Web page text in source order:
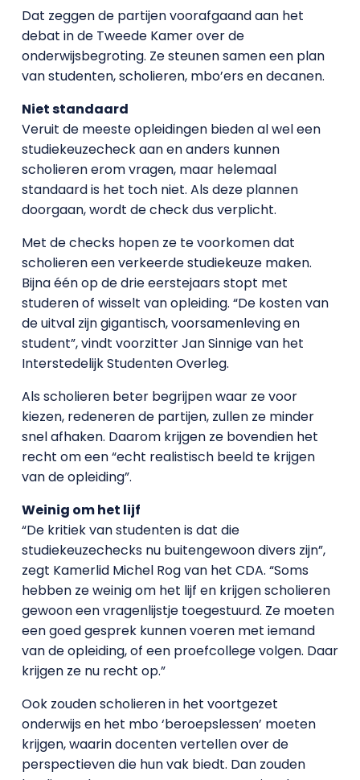
Dat zeggen de partijen voorafgaand aan het
debat in de Tweede Kamer over de
onderwijsbegroting. Ze steunen samen een plan
van studenten, scholieren, mbo’ers en decanen.
Niet standaard
Veruit de meeste opleidingen bieden al wel een
studiekeuzecheck aan en anders kunnen
scholieren erom vragen, maar helemaal
standaard is het toch niet. Als deze plannen
doorgaan, wordt de check dus verplicht.
Met de checks hopen ze te voorkomen dat
scholieren een verkeerde studiekeuze maken.
Bijna één op de drie eerstejaars stopt met
studeren of wisselt van opleiding. “De kosten van
de uitval zijn gigantisch, voorsamenleving en
student”, vindt voorzitter Jan Sinnige van het
Interstedelijk Studenten Overleg.
Als scholieren beter begrijpen waar ze voor
kiezen, redeneren de partijen, zullen ze minder
snel afhaken. Daarom krijgen ze bovendien het
recht om een “echt realistisch beeld te krijgen
van de opleiding”.
Weinig om het lijf
“De kritiek van studenten is dat die
studiekeuzechecks nu buitengewoon divers zijn”,
zegt Kamerlid Michel Rog van het CDA. “Soms
hebben ze weinig om het lijf en krijgen scholieren
gewoon een vragenlijstje toegestuurd. Ze moeten
een goed gesprek kunnen voeren met iemand
van de opleiding, of een proefcollege volgen. Daar
krijgen ze nu recht op.”
Ook zouden scholieren in het voortgezet
onderwijs en het mbo ‘beroepslessen’ moeten
krijgen, waarin docenten vertellen over de
perspectieven die hun vak biedt. Dan zouden